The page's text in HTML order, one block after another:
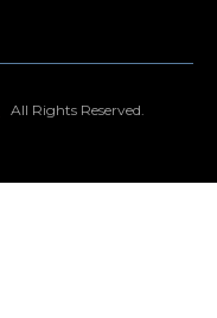
All Rights Reserved.